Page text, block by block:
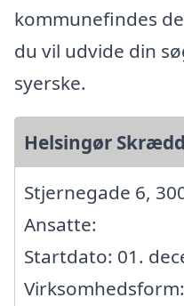
kommunefindes
du vil udvide din
syerske.
Helsingør
Stjernegade 6,
Ansatte:
Startdato: 01.
Virksomhedsform: